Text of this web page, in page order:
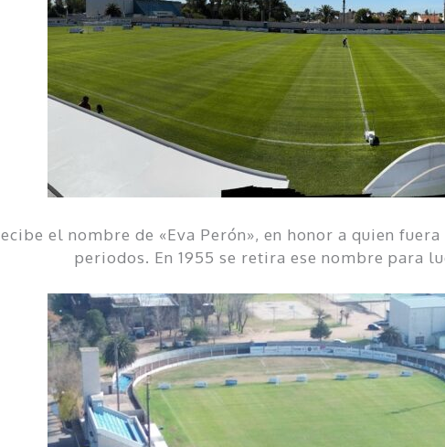
el nombre de «Eva Perón», en honor a quien
periodos. En 1955 se retira ese nombre para